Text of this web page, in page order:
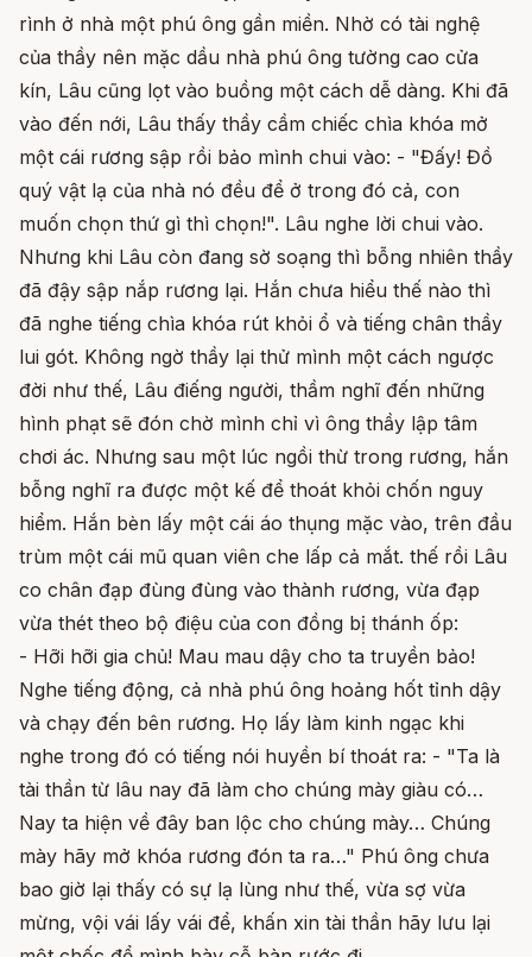
rình ở nhà một phú ông gần miền. Nhờ có tài nghệ
của thầy nên mặc dầu nhà phú ông tường cao cửa
kín, Lâu cũng lọt vào buồng một cách dễ dàng. Khi đã
vào đến nới, Lâu thấy thầy cầm chiếc chìa khóa mở
một cái rương sập rồi bảo mình chui vào: - "Đấy! Đồ
quý vật lạ của nhà nó đều để ở trong đó cả, con
muốn chọn thứ gì thì chọn!". Lâu nghe lời chui vào.
Nhưng khi Lâu còn đang sờ soạng thì bỗng nhiên thầy
đã đậy sập nắp rương lại. Hắn chưa hiểu thế nào thì
đã nghe tiếng chìa khóa rút khỏi ổ và tiếng chân thầy
lui gót. Không ngờ thầy lại thử mình một cách ngược
đời như thế, Lâu điếng người, thầm nghĩ đến những
hình phạt sẽ đón chờ mình chỉ vì ông thầy lập tâm
chơi ác. Nhưng sau một lúc ngồi thừ trong rương, hắn
bỗng nghĩ ra được một kế để thoát khỏi chốn nguy
hiểm. Hắn bèn lấy một cái áo thụng mặc vào, trên đầu
trùm một cái mũ quan viên che lấp cả mắt. thế rồi Lâu
co chân đạp đùng đùng vào thành rương, vừa đạp
vừa thét theo bộ điệu của con đồng bị thánh ốp:
- Hỡi hỡi gia chủ! Mau mau dậy cho ta truyền bảo!
Nghe tiếng động, cả nhà phú ông hoảng hốt tỉnh dậy
và chạy đến bên rương. Họ lấy làm kinh ngạc khi
nghe trong đó có tiếng nói huyền bí thoát ra: - "Ta là
tài thần từ lâu nay đã làm cho chúng mày giàu có…
Nay ta hiện về đây ban lộc cho chúng mày… Chúng
mày hãy mở khóa rương đón ta ra…" Phú ông chưa
bao giờ lại thấy có sự lạ lùng như thế, vừa sợ vừa
mừng, vội vái lấy vái để, khấn xin tài thần hãy lưu lại